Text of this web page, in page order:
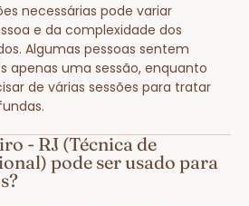
necessárias pode variar
e da complexidade dos
Algumas pessoas sentem
apenas uma sessão, enquanto
de várias sessões para tratar
- RJ (Técnica de
pode ser usado para